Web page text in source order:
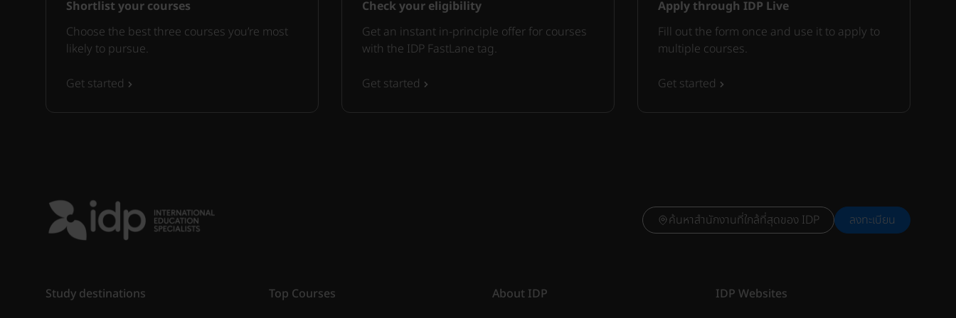
Shortlist your courses
Choose the best three courses you’re most
likely to pursue.
Get started
Check your eligibility
Get an instant in-principle offer for courses
with the IDP FastLane tag.
Get started
Apply through IDP Live
Fill out the form once and use it to apply to
multiple courses.
Get started
ค้นหาสำนักงานที่ใกล้ที่สุดของ IDP ลงทะเบียน
Study destinations Top Courses About IDP IDP Websites